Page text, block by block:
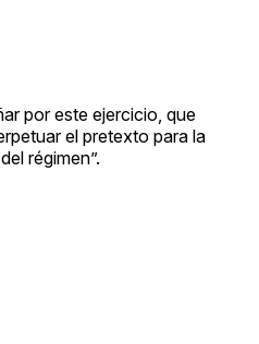
por este ejercicio, que
el pretexto para la
régimen”.